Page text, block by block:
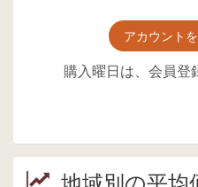
アカウント
購入曜日は、会員登